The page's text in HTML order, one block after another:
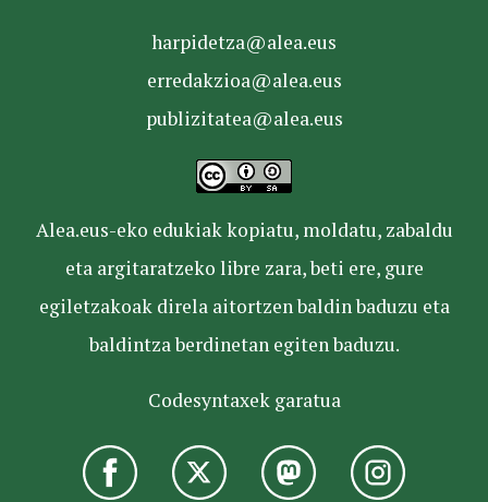
harpidetza@alea.eus
erredakzioa@alea.eus
publizitatea@alea.eus
Alea.eus-eko edukiak kopiatu, moldatu, zabaldu
eta argitaratzeko libre zara, beti ere, gure
egiletzakoak direla aitortzen baldin baduzu eta
baldintza berdinetan egiten baduzu.
Codesyntaxek garatua